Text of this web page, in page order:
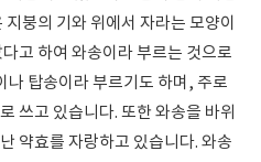
붕의 기와 위에서 자라는 모양이
고 하여 와송이라 부르는 것으로
나 탑송이라 부르기도 하며, 주로
쓰고 있습니다. 또한 와송을 바위
약효를 자랑하고 있습니다. 와송